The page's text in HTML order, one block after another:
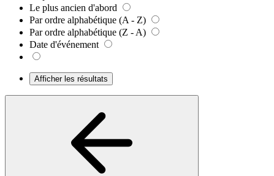
Le plus ancien d'abord
Par ordre alphabétique (A - Z)
Par ordre alphabétique (Z - A)
Date d'événement
Afficher les résultats